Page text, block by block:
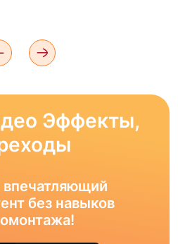
Эффекты,
впечатляющий
без навыков